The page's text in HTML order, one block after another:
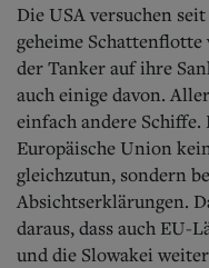
Die USA versuchen
geheime
der Tanker auf ihre
auch einige davon.
einfach andere
Europäische Union
gleichzutun, sondern
Absichtserklärungen.
daraus, dass auch EU-
und die Slowakei